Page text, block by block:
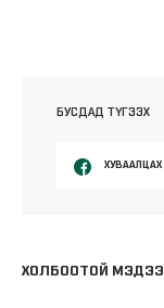
БУСДАД ТҮГЭЭХ
ХУВААЛЦАХ
ХОЛБООТОЙ МЭДЭЭ